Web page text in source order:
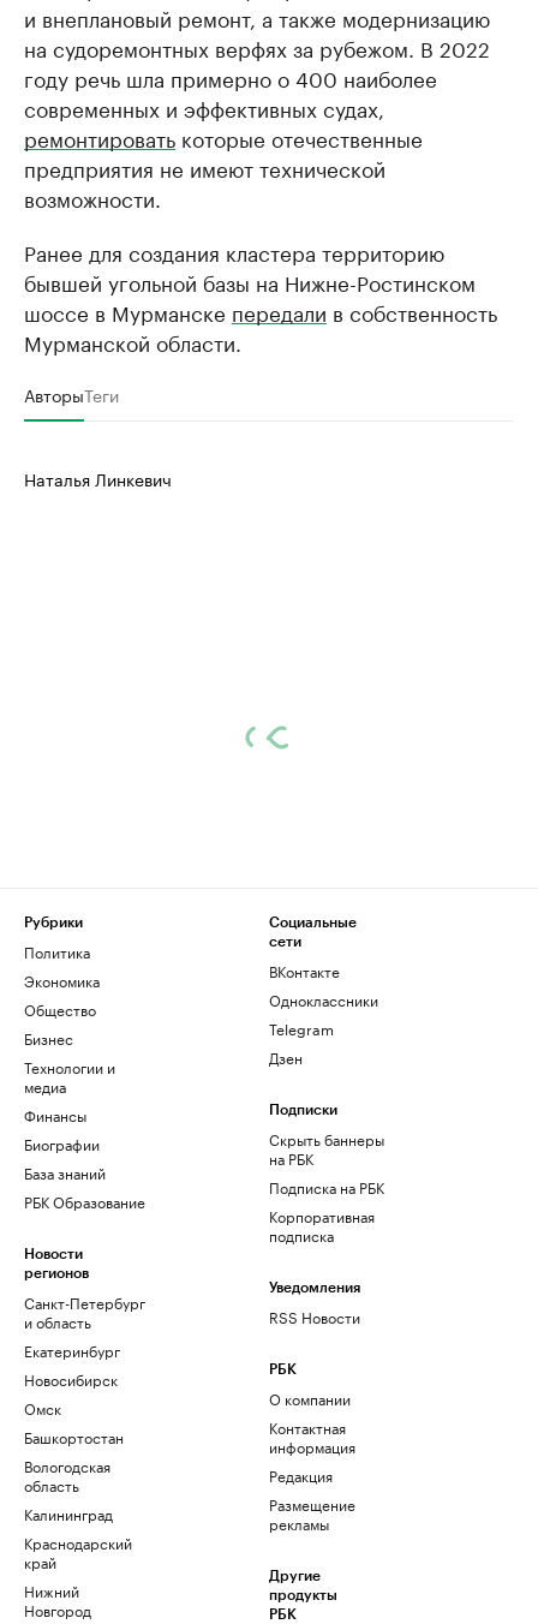
и внеплановый ремонт, а также модернизацию
на судоремонтных верфях за рубежом. В 2022
году речь шла примерно о 400 наиболее
современных и эффективных судах,
ремонтировать которые отечественные
предприятия не имеют технической
возможности.
Ранее для создания кластера территорию
бывшей угольной базы на Нижне-Ростинском
шоссе в Мурманске передали в собственность
Мурманской области.
АвторыТеги
Наталья Линкевич
Рубрики
Политика
Экономика
Общество
Бизнес
Технологии и
медиа
Финансы
Биографии
База знаний
РБК Образование
Новости
регионов
Санкт-Петербург
и область
Екатеринбург
Новосибирск
Омск
Башкортостан
Вологодская
область
Калининград
Краснодарский
край
Нижний
Новгород
Социальные
сети
ВКонтакте
Одноклассники
Telegram
Дзен
Подписки
Скрыть баннеры
на РБК
Подписка на РБК
Корпоративная
подписка
Уведомления
RSS Новости
РБК
О компании
Контактная
информация
Редакция
Размещение
рекламы
Другие
продукты
РБК